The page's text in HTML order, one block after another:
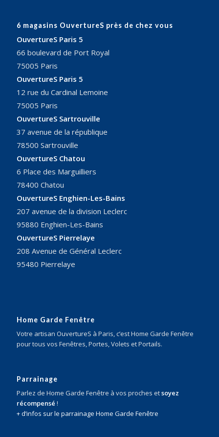
6 magasins OuvertureS près de chez vous
OuvertureS Paris 5
66 boulevard de Port Royal
75005 Paris
OuvertureS Paris 5
12 rue du Cardinal Lemoine
75005 Paris
OuvertureS Sartrouville
37 avenue de la république
78500 Sartrouville
OuvertureS Chatou
6 Place des Marguilliers
78400 Chatou
OuvertureS Enghien-Les-Bains
207 avenue de la division Leclerc
95880 Enghien-Les-Bains
OuvertureS Pierrelaye
208 Avenue de Général Leclerc
95480 Pierrelaye
Home Garde Fenêtre
Votre artisan OuvertureS à Paris, c’est Home Garde Fenêtre
pour tous vos Fenêtres, Portes, Volets et Portails.
Parrainage
Parlez de Home Garde Fenêtre à vos proches etsoyez
récompensé !
+ d’infos sur le parrainage Home Garde Fenêtre